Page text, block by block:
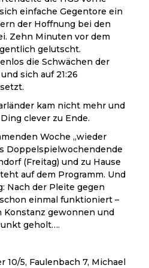
einfache Gegentore ein
der Hoffnung bei den
Zehn Minuten vor dem
gelutscht.
die Schwächen der
sich auf 21:26
kam nicht mehr und
clever zu Ende.
Woche „wieder
Doppelspielwochendende
(Freitag) und zu Hause
auf dem Programm. Und
Nach der Pleite gegen
einmal funktioniert –
Konstanz gewonnen und
geholt….
10/5, Faulenbach 7, Michael